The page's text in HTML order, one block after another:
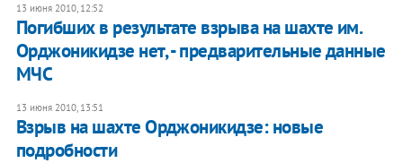
13 июня 2010, 12:52
Погибших в результате взрыва на шахте им.
Орджоникидзе нет, - предварительные данные
МЧС
13 июня 2010, 13:51
Взрыв на шахте Орджоникидзе: новые
подробности